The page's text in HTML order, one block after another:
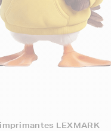
LEXMARK